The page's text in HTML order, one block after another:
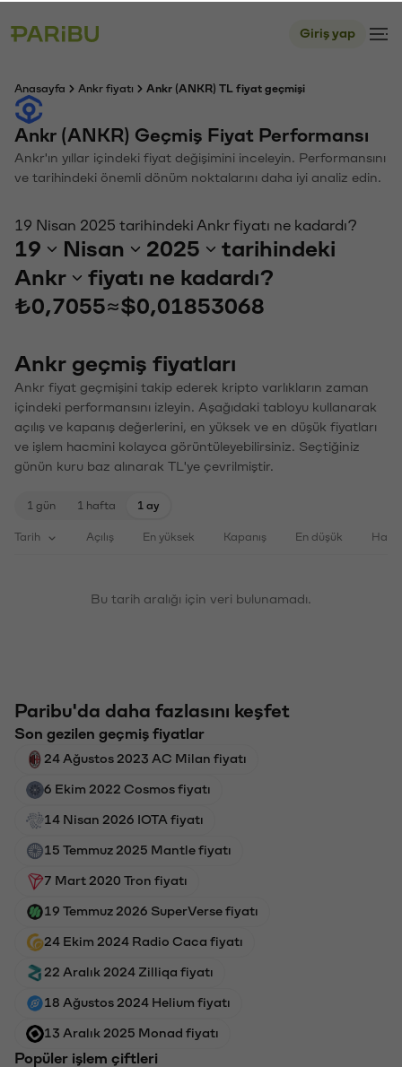
Giriş yap
Anasayfa Ankr fiyatı Ankr (ANKR) TL fiyat geçmişi
Ankr (ANKR) Geçmiş Fiyat Performansı
Ankr'ın yıllar içindeki fiyat değişimini inceleyin. Performansını
ve tarihindeki önemli dönüm noktalarını daha iyi analiz edin.
19 Nisan 2025 tarihindeki Ankr fiyatı ne kadardı?
19 Nisan 2025
tarihindeki
Ankr
fiyatı ne kadardı?
₺0,7055≈$0,01853068
Ankr geçmiş fiyatları
Ankr fiyat geçmişini takip ederek kripto varlıkların zaman
içindeki performansını izleyin. Aşağıdaki tabloyu kullanarak
açılış ve kapanış değerlerini, en yüksek ve en düşük fiyatları
ve işlem hacmini kolayca görüntüleyebilirsiniz. Seçtiğiniz
günün kuru baz alınarak TL'ye çevrilmiştir.
1 gün 1 hafta 1 ay
Tarih Açılış En yüksek Kapanış En düşük
Bu tarih aralığı için veri bulunamadı.
Paribu'da daha fazlasını keşfet
Son gezilen geçmiş fiyatlar
24 Ağustos 2023 AC Milan fiyatı
6 Ekim 2022 Cosmos fiyatı
14 Nisan 2026 IOTA fiyatı
15 Temmuz 2025 Mantle fiyatı
7 Mart 2020 Tron fiyatı
19 Temmuz 2026 SuperVerse fiyatı
24 Ekim 2024 Radio Caca fiyatı
22 Aralık 2024 Zilliqa fiyatı
18 Ağustos 2024 Helium fiyatı
13 Aralık 2025 Monad fiyatı
Popüler işlem çiftleri